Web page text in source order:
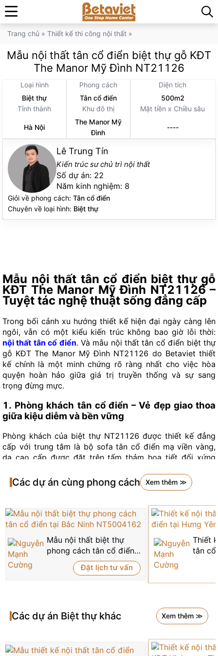
Trang chủ » Thiết kế thi công nội thất »
Mẫu nội thất tân cổ điển biệt thự gỗ KĐT
The Manor Mỹ Đình NT21126
Loại hình
Biệt thự
Phong cách
Tân cổ điển
Diện tích
500m2
Tỉnh thành
Hà Nội
Khu đô thị
The Manor Mỹ
Đình
Mặt tiền x Chiều sâu
----
Lê Trung Tín
Kiến trúc sư chủ trì nội thất
Số dự án: 22
Năm kinh nghiệm: 8
Giỏi về phong cách: Tân cổ điển
Chuyên về loại hình: Biệt thự
Mẫu nội thất tân cổ điển biệt thự gỗ
KĐT The Manor Mỹ Đình NT21126 –
Tuyệt tác nghệ thuật sống đẳng cấp
Trong bối cảnh xu hướng thiết kế hiện đại ngày càng lên
ngôi, vẫn có một kiểu kiến trúc không bao giờ lỗi thời:
nội thất tân cổ điển. Và mẫu nội thất tân cổ điển biệt thự
gỗ KĐT The Manor Mỹ Đình NT21126 do Betaviet thiết
kế chính là một minh chứng rõ ràng nhất cho việc hòa
quyện hoàn hảo giữa giá trị truyền thống và sự sang
trọng đừng mực.
1. Phòng khách tân cổ điển – Vẻ đẹp giao thoa
giữa kiệu diễm và bền vững
Phòng khách của biệt thự NT21126 được thiết kế đẳng
cấp với trung tâm là bộ sofa tân cổ điển mạ viền vàng,
da cao cấp được đặt trên tấm thảm họa tiết đối xứng
và đèn vàng hắt sáng được bố trí hài hoà, mang đến cảm
giác ấm cúng và trần đầy sinh khí.
Mẫu nội thất tân cổ điển biệt thự gỗ KĐT The Manor Mỹ
Đình NT21126
2.Phòng ngủ master– Nội thất tinh tế đếm đầm
dấu ấn cá nhân
uốn lượn kiểu cách. Bên cạnh đó là bàn trang điểm két
hợp bàn làm việc, được thiết kế đồng bộ với kiểu dáng
Các dự án cùng phong cách Xem thêm ≫
Mẫu nội thất biệt thự
phong cách tân cổ điển
tại Bắc Ninh NT5004162
Đặt lịch tư vấn
Thiết
tân cổ
Các dự án Biệt thựkhác Xem thêm ≫